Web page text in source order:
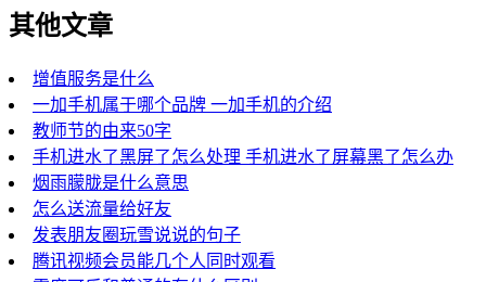
其他文章
增值服务是什么
一加手机属于哪个品牌 一加手机的介绍
教师节的由来50字
手机进水了黑屏了怎么处理 手机进水了屏幕黑了怎么办
烟雨朦胧是什么意思
怎么送流量给好友
发表朋友圈玩雪说说的句子
腾讯视频会员能几个人同时观看